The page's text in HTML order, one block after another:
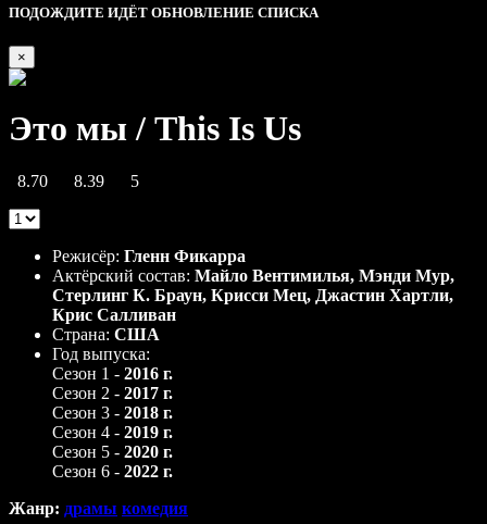
ПОДОЖДИТЕ ИДЁТ ОБНОВЛЕНИЕ СПИСКА
×
Описание
Это мы / This Is Us
8.70 8.39
5
Режисёр: Гленн Фикарра
Актёрский состав: Майло Вентимилья, Мэнди Мур,
Стерлинг К. Браун, Крисси Мец, Джастин Хартли,
Крис Салливан
Страна: США
Год выпуска:
Сезон 1 - 2016 г.
Сезон 2 - 2017 г.
Сезон 3 - 2018 г.
Сезон 4 - 2019 г.
Сезон 5 - 2020 г.
Сезон 6 - 2022 г.
Жанр: драмы комедия